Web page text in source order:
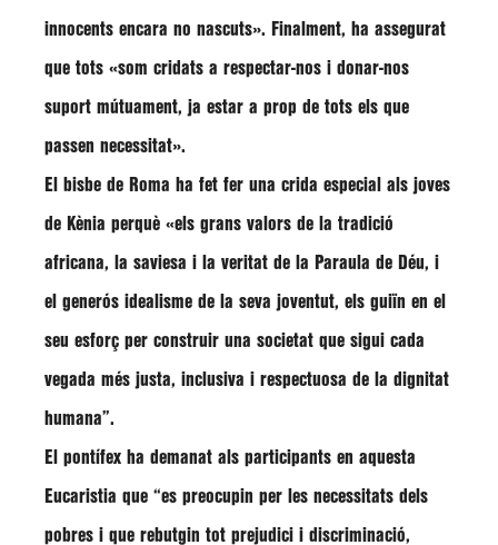
innocents encara no nascuts». Finalment, ha assegurat
que tots «som cridats a respectar-nos i donar-nos
suport mútuament, ja estar a prop de tots els que
passen necessitat».
El bisbe de Roma ha fet fer una crida especial als joves
de Kènia perquè «els grans valors de la tradició
africana, la saviesa i la veritat de la Paraula de Déu, i
el generós idealisme de la seva joventut, els guiïn en el
seu esforç per construir una societat que sigui cada
vegada més justa, inclusiva i respectuosa de la dignitat
humana”.
El pontífex ha demanat als participants en aquesta
Eucaristia que “es preocupin per les necessitats dels
pobres i que rebutgin tot prejudici i discriminació,